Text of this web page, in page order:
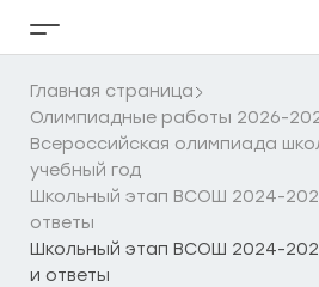
Кнопка
бокового
меню
Главная страница
Олимпиадные работы 2026-
Всероссийская олимпиада
учебный год
Школьный этап ВСОШ 2024-
ответы
Школьный этап ВСОШ 2024-
и ответы